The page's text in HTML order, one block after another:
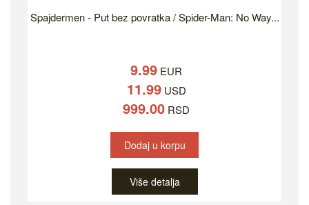
Spajdermen - Put bez povratka / Spider-Man: No Way...
9.99 EUR
11.99USD
999.00 RSD
Dodaj u korpu
Više detalja